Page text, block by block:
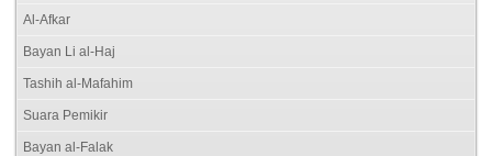
Al-Afkar
Bayan Li al-Haj
Tashih al-Mafahim
Suara Pemikir
Bayan al-Falak